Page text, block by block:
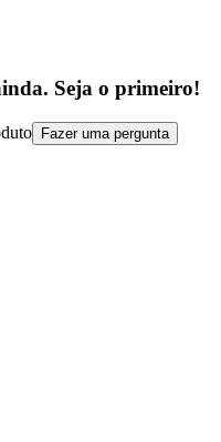
Seja o primeiro!
Fazer uma pergunta